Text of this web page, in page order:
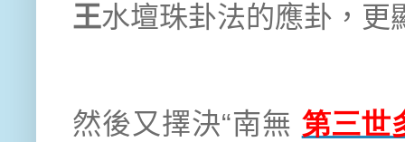
王水壇珠卦法的應卦，更
然後又擇決“南無 第三世